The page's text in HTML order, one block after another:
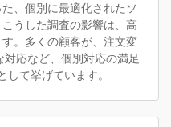
、個別に最適化されたソ
うした調査の影響は、高
。多くの顧客が、注文変
応など、個別対応の満足
て挙げています。